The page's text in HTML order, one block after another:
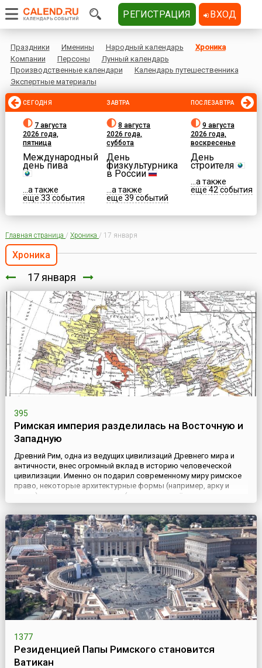
Праздники Именины Народный календарь
Хроника
Компании
Персоны
Лунный календарь
Производственные календари
Календарь путешественника
Экспертные материалы
СЕГОДНЯ
7 августа
2026 года,
пятница
Международный
день пива
...а также
еще 33 события
ЗАВТРА
8 августа
2026 года,
суббота
День
физкультурника
в России
...а также
еще 39 событий
ПОСЛЕЗАВТРА
9 августа
2026 года,
воскресенье
День
строителя
...а также
еще 42 события
Главная страница / Хроника / 17 января
Хроника
17 января
395
Римская империя разделилась на Восточную и
Западную
Древний Рим, одна из ведущих цивилизаций Древнего мира и
античности, внес огромный вклад в историю человеческой
цивилизации. Именно он подарил современному миру римское
право, некоторые архитектурные формы (например, арку и
купол) и ряд других новшеств (например, колёсные водяные
мельницы).С 27 года до нашей эры началась эпоха Римской
империи, которая является одним из важнейших периодов
истор...
1377
Резиденцией Папы Римского становится
Ватикан
РЕГИСТРАЦИЯ ВХОД